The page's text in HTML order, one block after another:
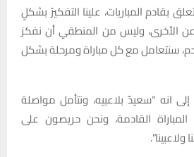
بقادم المباريات، علينا التفكيرُ بشكلٍ
الأخرى، وليس من المنطقي أن نفكرَ
سنتعامل مع كل مباراة ومرحلة بشكل
انه “سعيدٌ بلاعبيه، ونتأمل مواصلة
القادمة، ونحن حريصون على